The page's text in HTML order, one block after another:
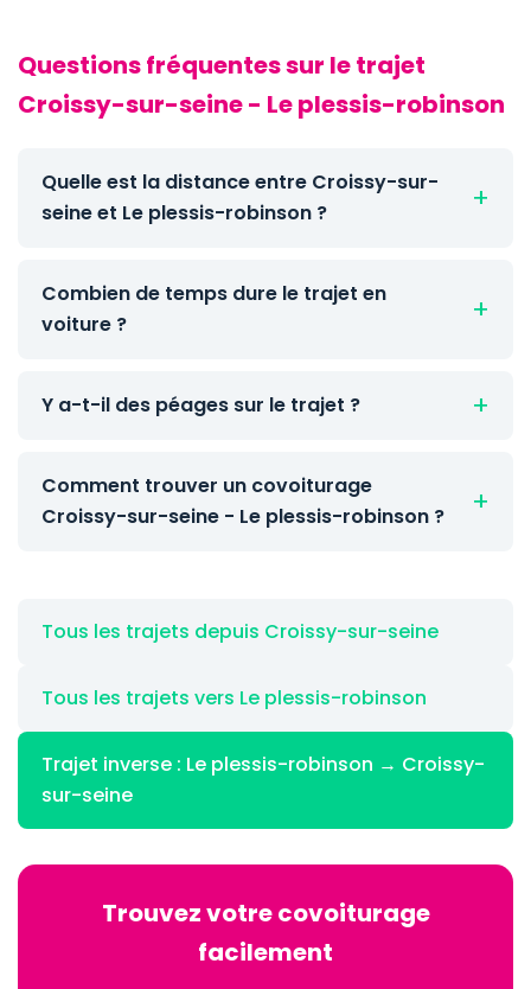
Questions fréquentes sur le trajet
Croissy-sur-seine - Le plessis-robinson
Quelle est la distance entre Croissy-sur-
seine et Le plessis-robinson ?
Combien de temps dure le trajet en
voiture ?
Y a-t-il des péages sur le trajet ?
Comment trouver un covoiturage
Croissy-sur-seine - Le plessis-robinson ?
Tous les trajets depuis Croissy-sur-seine
Tous les trajets vers Le plessis-robinson
Trajet inverse : Le plessis-robinson → Croissy-
sur-seine
Trouvez votre covoiturage
facilement